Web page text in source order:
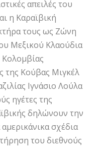
απειλές του
η Καραϊβική
τους ως Ζώνη
Μεξικού Κλαούδια
της Κούβας Μιγκέλ
Ιγνάσιο Λούλα
ηγέτες της
δηλώνουν την
σχέδια
του διεθνούς